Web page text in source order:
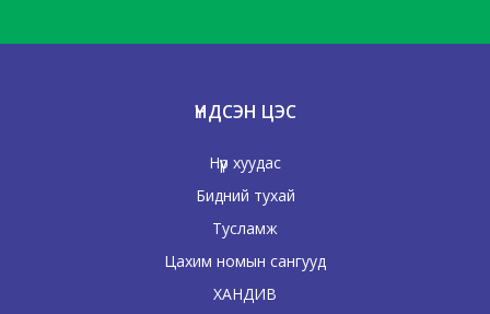
ҮНДСЭН ЦЭС
Нүүр хуудас
Бидний тухай
Тусламж
Цахим номын сангууд
ХАНДИВ